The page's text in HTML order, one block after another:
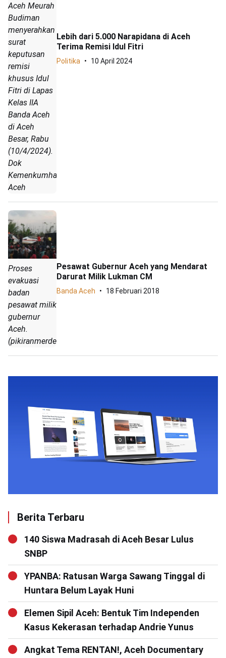
Aceh Meurah
Budiman
menyerahkan
surat
keputusan
remisi
khusus Idul
Fitri di Lapas
Kelas IIA
Banda Aceh
di Aceh
Besar, Rabu
(10/4/2024).
Dok
Kemenkumham
Aceh
Lebih dari 5.000 Narapidana di Aceh
Terima Remisi Idul Fitri
Politika 10 April 2024
Proses
evakuasi
badan
pesawat milik
gubernur
Aceh.
(pikiranmerdeka.co/ALI)
Pesawat Gubernur Aceh yang Mendarat
Darurat Milik Lukman CM
Banda Aceh 18 Februari 2018
Berita Terbaru
140 Siswa Madrasah di Aceh Besar Lulus
SNBP
YPANBA: Ratusan Warga Sawang Tinggal di
Huntara Belum Layak Huni
Elemen Sipil Aceh: Bentuk Tim Independen
Kasus Kekerasan terhadap Andrie Yunus
Angkat Tema RENTAN!, Aceh Documentary